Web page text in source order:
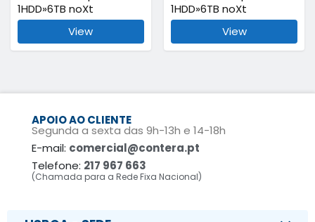
1HDD»6TB noXt
View
1HDD»6TB noXt
View
APOIO AO CLIENTE
Segunda a sexta das 9h-13h e 14-18h
E-mail: comercial@contera.pt
Telefone: 217 967 663
(Chamada para a Rede Fixa Nacional)